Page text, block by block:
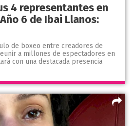
4 representantes en
6 de Ibai Llanos:
de boxeo entre creadores de
a millones de espectadores en
con una destacada presencia